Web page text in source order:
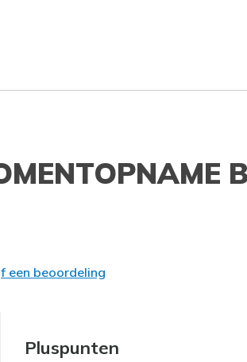
een beoordeling
Pluspunten